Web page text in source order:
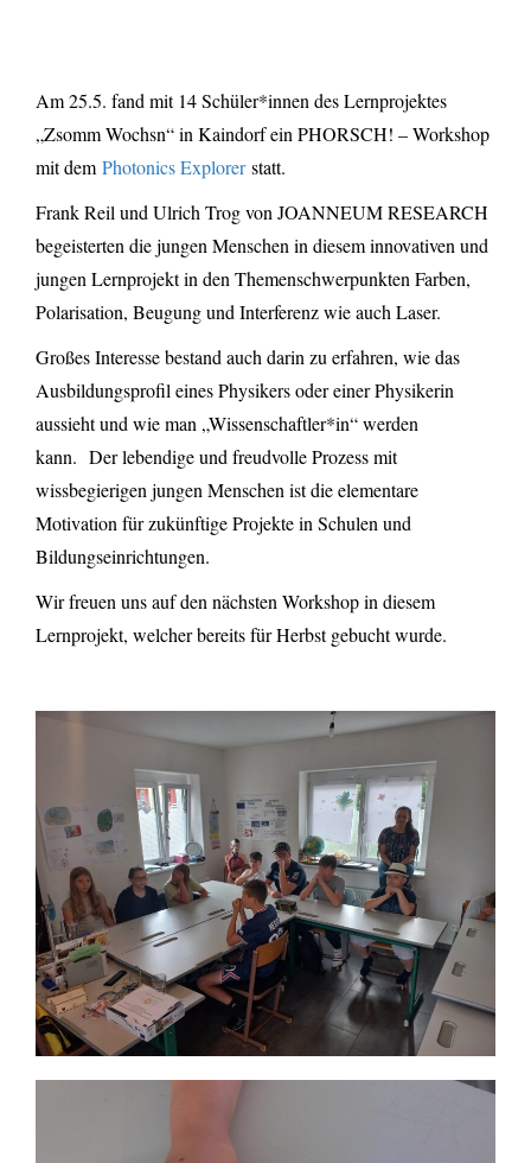
Am 25.5. fand mit 14 Schüler*innen des Lernprojektes
„Zsomm Wochsn“ in Kaindorf ein PHORSCH! – Workshop
mit dem Photonics Explorerstatt.
Frank Reil und Ulrich Trog von JOANNEUM RESEARCH
begeisterten die jungen Menschen in diesem innovativen und
jungen Lernprojekt in den Themenschwerpunkten Farben,
Polarisation, Beugung und Interferenz wie auch Laser.
Großes Interesse bestand auch darin zu erfahren, wie das
Ausbildungsprofil eines Physikers oder einer Physikerin
aussieht und wie man „Wissenschaftler*in“ werden
kann. Der lebendige und freudvolle Prozess mit
wissbegierigen jungen Menschen ist die elementare
Motivation für zukünftige Projekte in Schulen und
Bildungseinrichtungen.
Wir freuen uns auf den nächsten Workshop in diesem
Lernprojekt, welcher bereits für Herbst gebucht wurde.